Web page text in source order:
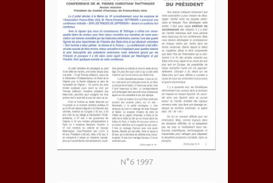
N°6 1997